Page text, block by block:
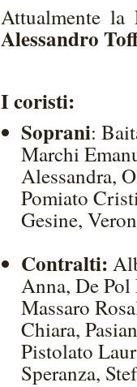
Attualmente la
Alessandro
I coristi:
Soprani:
Marchi
Alessandra,
Pomiato
Gesine,
Contralti:
Anna, De
Massaro
Chiara,
Pistolato
Speranza,